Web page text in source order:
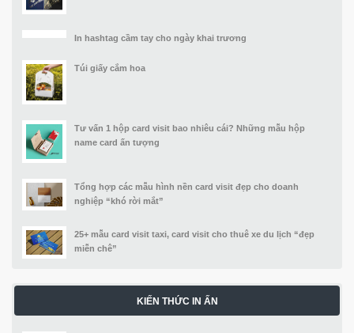
In hashtag cầm tay cho ngày khai trương
Túi giấy cắm hoa
Tư vấn 1 hộp card visit bao nhiêu cái? Những mẫu hộp
name card ấn tượng
Tổng hợp các mẫu hình nền card visit đẹp cho doanh
nghiệp “khó rời mắt”
25+ mẫu card visit taxi, card visit cho thuê xe du lịch “đẹp
miễn chê”
KIẾN THỨC IN ẤN